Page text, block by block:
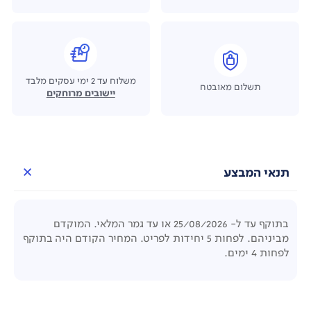
תשלום מאובטח
משלוח עד 2 ימי עסקים מלבד
יישובים מרוחקים
תנאי המבצע
בתוקף עד ל- 25/08/2026 או עד גמר המלאי. המוקדם
מביניהם. לפחות 5 יחידות לפריט. המחיר הקודם היה בתוקף
לפחות 4 ימים.